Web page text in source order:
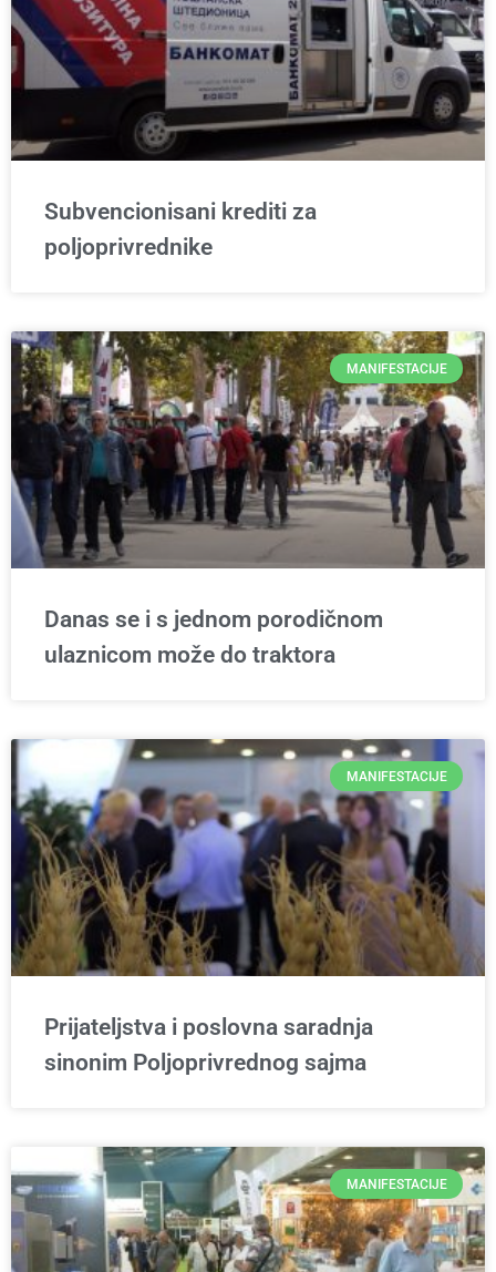
Subvencionisani krediti za
poljoprivrednike
MANIFESTACIJE
Danas se i s jednom porodičnom
ulaznicom može do traktora
MANIFESTACIJE
Prijateljstva i poslovna saradnja
sinonim Poljoprivrednog sajma
MANIFESTACIJE